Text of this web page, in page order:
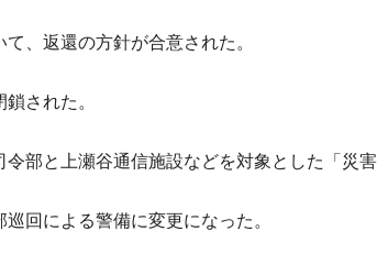
、返還の方針が合意された。
された。
部と上瀬谷通信施設などを対象とした「災
回による警備に変更になった。